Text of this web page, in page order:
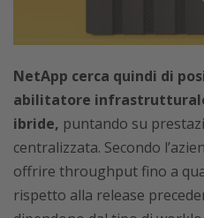
NetApp cerca quindi di
abilitatore
ibride, puntando su
centralizzata. Secondo
offrire throughput fino a
rispetto alla release